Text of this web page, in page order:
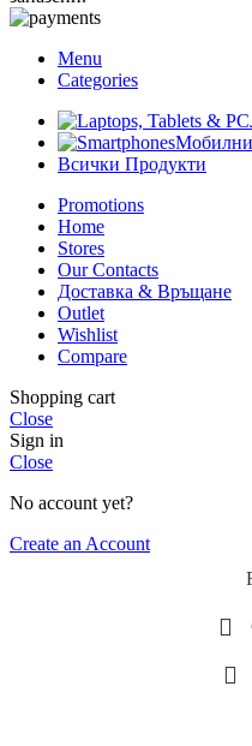
Menu
Categories
Всички Продукти
Promotions
Home
Stores
Our Contacts
Доставка & Връщане
Outlet
Wishlist
Compare
Shopping cart
Close
Sign in
Close
No account yet?
Create an Account